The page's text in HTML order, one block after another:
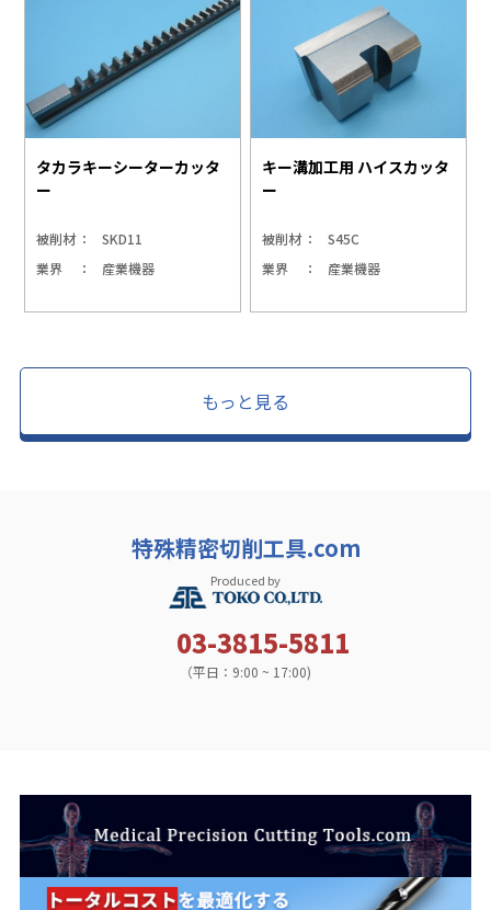
タカラキーシーターカッタ
ー
被削材
SKD11
業界
産業機器
キー溝加工用 ハイスカッタ
ー
被削材
S45C
業界
産業機器
もっと見る
特殊精密切削工具.com
Produced by
03-3815-5811
（平日：9:00 ~ 17:00)